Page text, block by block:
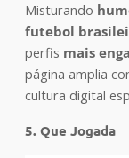
Misturando
futebol
perfis mais
página amplia
cultura digital
5. Que Jogada